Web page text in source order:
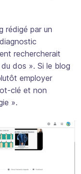
rédigé par un
rechercherait
dos ». Si le blog
employer
clé et non
».